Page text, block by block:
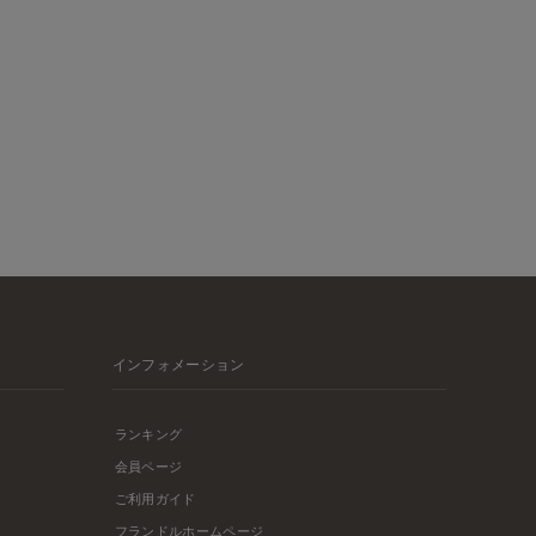
インフォメーション
ランキング
会員ページ
ご利用ガイド
フランドルホームページ